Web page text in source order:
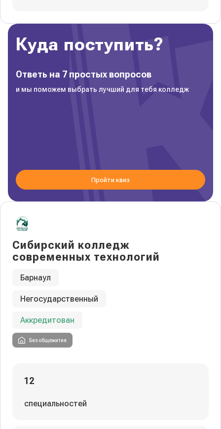
Сибирский колледж
современных технологий
Барнаул
Негосударственный
Аккредитован
Без общежития
12
специальностей
Куда поступить?
Ответь на 7 простых вопросов
и мы поможем выбрать лучший для тебя колледж
Пройти квиз